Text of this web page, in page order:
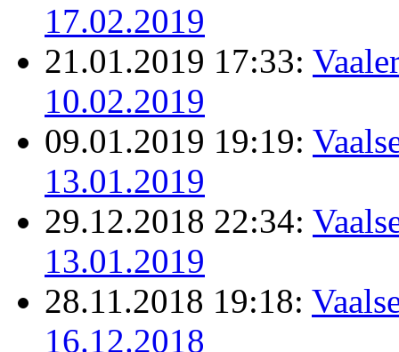
17.02.2019
21.01.2019 17:33:
10.02.2019
09.01.2019 19:19:
13.01.2019
29.12.2018 22:34:
13.01.2019
28.11.2018 19:18:
16.12.2018